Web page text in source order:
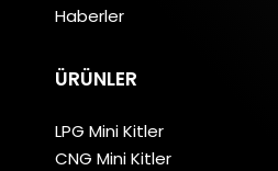
Haberler
ÜRÜNLER
LPG Mini Kitler
CNG Mini Kitler